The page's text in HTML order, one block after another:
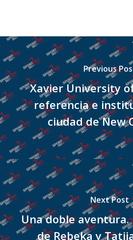
Previous
Xavier University
referencia e
ciudad de New
Next Post
Una doble aventura.
de Rebeka y